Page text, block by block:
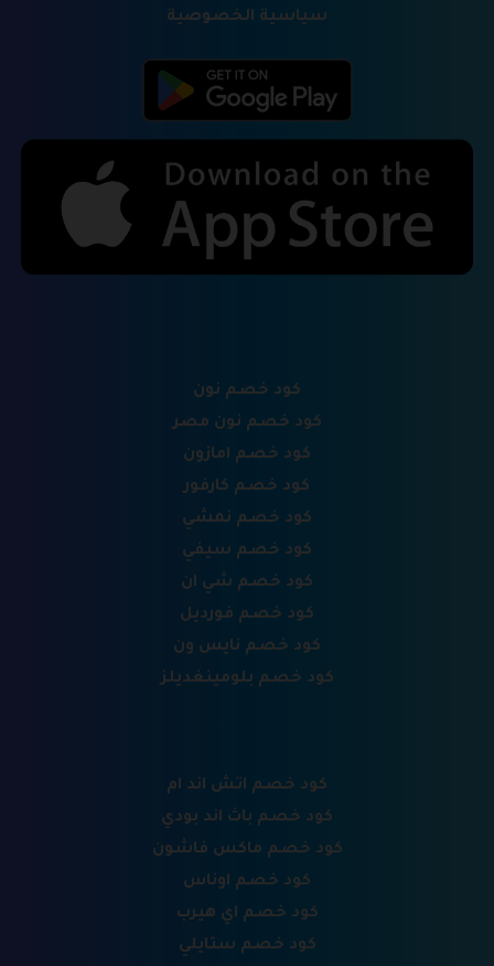
سياسية الخصوصية
كود خصم نون
كود خصم نون مصر
كود خصم امازون
كود خصم كارفور
كود خصم نمشي
كود خصم سيفي
كود خصم شي ان
كود خصم فورديل
كود خصم نايس ون
كود خصم بلومينغديلز
كود خصم اتش اند ام
كود خصم باث اند بودي
كود خصم ماكس فاشون
كود خصم اوناس
كود خصم اي هيرب
كود خصم ستايلي